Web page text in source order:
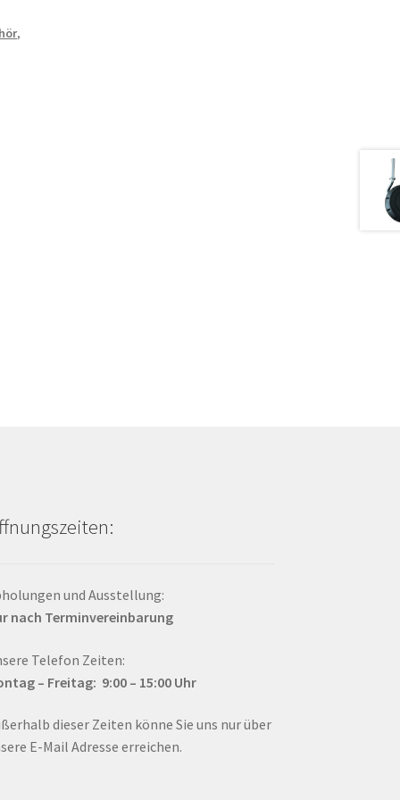
,
und Ausstellung:
nach Terminvereinbarung
Telefon Zeiten:
– Freitag: 9:00 – 15:00 Uhr
dieser Zeiten könne Sie uns nur über
E-Mail Adresse erreichen.